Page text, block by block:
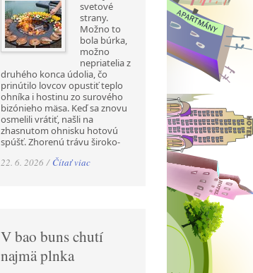
svetové
strany.
Možno to
bola búrka,
možno
nepriatelia z
druhého konca údolia, čo
prinútilo lovcov opustiť teplo
ohníka i hostinu zo surového
bizónieho mäsa. Keď sa znovu
osmelili vrátiť, našli na
zhasnutom ohnisku hotovú
spúšť. Zhorenú trávu široko-
22. 6. 2026 / Čítať viac
V bao buns chutí
najmä plnka